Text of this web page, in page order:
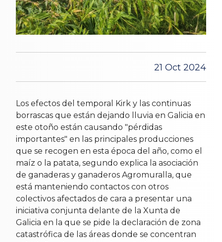
21 Oct 2024
Los efectos del temporal Kirk y las continuas
borrascas que están dejando lluvia en Galicia en
este otoño están causando "pérdidas
importantes" en las principales producciones
que se recogen en esta época del año, como el
maíz o la patata, segundo explica la asociación
de ganaderas y ganaderos Agromuralla, que
está manteniendo contactos con otros
colectivos afectados de cara a presentar una
iniciativa conjunta delante de la Xunta de
Galicia en la que se pide la declaración de zona
catastrófica de las áreas donde se concentran